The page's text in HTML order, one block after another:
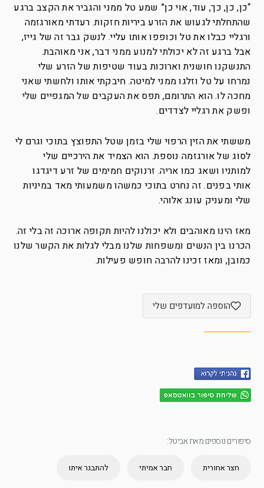
“כן, כן, כך, עוד, אוי כן” שמע טל ממני והגביר את הקצב ברגע
שהתחלתי לגעוש את הזרע ביריות חזקות. רעדתי מאורגזמה
ורגליי כבלו את טל וכופפו אותו עליי. לנשק גבר זה של גייז,
אבל ברגע זה לא יכולתי למנוע ממני דבר, אני מאוהבת.
התנשקנו חושנית וארוכות בעוד שטיפות של הזרע שלי
נמרחו על טל וזלגו ממני למיטה. חיבקתי אותו ולחשתי שאני
מחכה לו. הוא התרומם, תפס את העקבים של המגפיים שלי
ופשק את רגליי לצדדים.
מששתי את הזין הרפוי שלי בזמן שטל התפוצץ בתוכי וגרם לי
לסוג של אורגזמה נוספת. הוא הצמיד את הירכיים שלי
למותניו ושאג כמו אריה. זרנוקים חמימים של זרע דיגדגו
אותי בפנים. זה נחרט בתוכי כמשהו משמעותי מאד במיניות
שלי ומעניק עונג אלוהי.
מאז הינו מאוהבים ולא יכולנו להיות תקופה ארוכה זה בלי זה.
הכרנו בין הנשים ומשפחות שלנו מבלי לגלות את הקשר שלנו
כמובן, ומאז זכינו להרבה חופש פעילות.
הוספה למועדפים שלי
סיפורים נוספים מאת אביטל:
חצר אחורית חבר אמיתי להתבגר איתו